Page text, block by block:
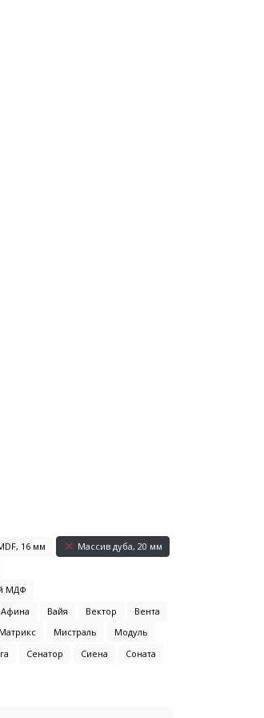
16 мм
Массив дуба, 20 мм
МДФ
Афина Вайя Вектор
Вента
Матрикс Мистраль
Модуль
Сенатор Сиена
Соната